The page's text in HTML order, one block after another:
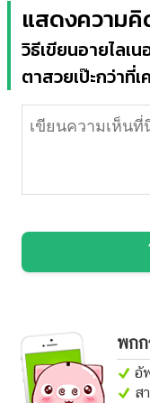
แสดงความคิ
วิธีเขียนอายไลเ
ตาสวยเป๊ะกว่าที่เ
พกก
อั
ส